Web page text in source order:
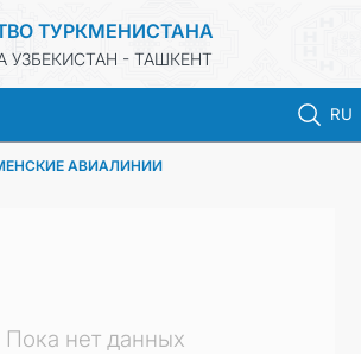
ТУРКМЕНИСТАНА
УЗБЕКИСТАН - ТАШКЕНТ
RU
ГЛАВНАЯ
АВИАЛИНИИ
Пока нет данных